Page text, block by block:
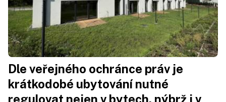
Dle veřejného ochránce práv je
krátkodobé ubytování nutné
regulovat nejen v bytech, nýbrž i v